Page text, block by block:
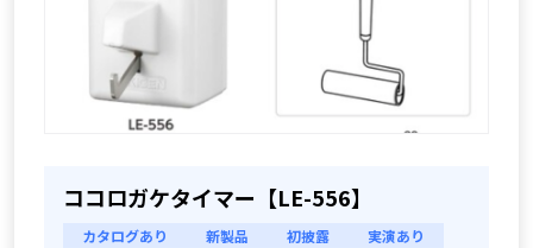
ココロガケタイマー【LE-556】
カタログあり 新製品 初披露 実演あり